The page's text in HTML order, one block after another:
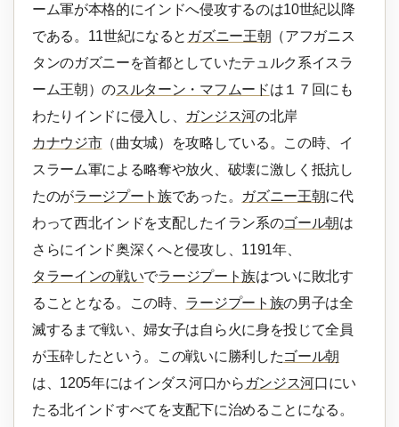
ーム軍が本格的にインドへ侵攻するのは10世紀以降
である。11世紀になると ガズニー王朝 （アフガニス
タンのガズニーを首都としていたテュルク系イスラ
ーム王朝）のスルターン・マフムードは１７回にも
わたりインドに侵入し、 ガンジス河の北岸
カナウジ市（曲女城）を攻略している。この時、イ
スラーム軍による略奪や放火、破壊に激しく抵抗し
たのがラージプート族であった。 ガズニー王朝に代
わって西北インドを支配したイラン系のゴール朝は
さらにインド奥深くへと侵攻し、1191年、
タラーインの戦いでラージプート族はついに敗北す
ることとなる。この時、 ラージプート族の男子は全
滅するまで戦い、婦女子は自ら火に身を投じて全員
が玉砕したという。この戦いに勝利したゴール朝
は、1205年にはインダス河口から ガンジス河口にい
たる北インドすべてを支配下に治めることになる。